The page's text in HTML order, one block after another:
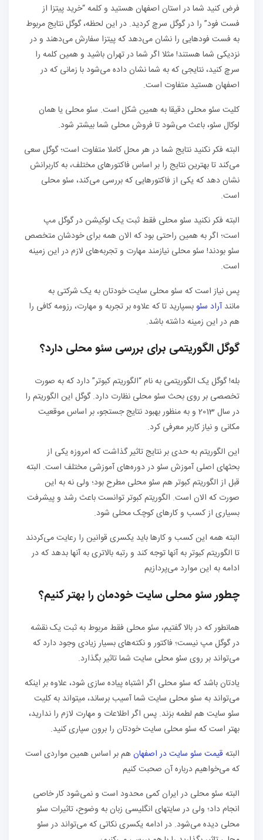
فرض کنید شما در استان اصفهان هستید و کلمه “خرید پیتزا از
فست فود” را در گوگل سرچ کردید. در این لحظه، گوگل نتایج مربوط
به فست فودهایی را نشان می‌دهد که پیتزا سفارش می‌دهند و در
نزدیکی شما هستند! مثلا اگر شما در تهران باشید و همین کلمه را
سرچ کنید، نتایجی که به شما نشان داده می‌شود با زمانی که در
اصفهان هستید متفاوت است.
کلیت سئو محلی دقیقا به همین شکل است. سئو محلی یا همان
لوکال سئو، باعث می‌شود تا فروش محلی شما بیشتر شود.
البته فکر نکنید نتایج شما در هر محل کاملا متفاوت است؛ گوگل سعی
می‌کند تا بهترین نتایج را بر اساس فاکتورهای مختلف، به کاربرانش
نشان دهد که یکی از فاکتورهایی که بررسی می‌کند، سئو محلی
است.
البته فکر نکنید سئو محلی فقط ثبت یک لوکیشن در گوگل مپ
است؛ اگر به همین راحتی بود که الان همه برای خودشان متخصص
سئو بودند! سئو محلی نیازمند مهارت و تجربه‌های لازم در این زمینه
است.
پس نیاز است که سئو محلی سایت خودتان به یک شرکتی به
مانندآراد سئوبسپارید تا که علاوه بر تجربه و مهارت، رزومه کافی را
هم در این زمینه داشته باشد.
گوگل الگوریتمی برای بررسی سئو محلی دارد؟
بله! گوگل یک الگوریتمی به نام “الگوریتم کبوتر” دارد که به صورت
تخصصی بر روی بحث سئو محلی نظارت دارد. گوگل این الگوریتم را
در سال 2013 و به منظور بهبود نتایج جستجو، بر اساس موقعیت
مکانی و نیاز کاربر معرفی کرد.
این الگوریتم به حدی بر نتایج تاثیر گذاشت که امروزه یکی از
بحثهای اصلی آموزش سئو در دوره‌های آموزشی مختلف است. البته
قبل از الگوریتم کبوتر هم سئو محلی مطرح بود؛ ولی نه به این
صورت که الان است. الگوریتم کبوتر توانست باعث رشد و پیشرفت
بسیاری از کسب و کارهای کوچک محلی شود.
البته همه این کسب و کارها باید یکسری قوانین را رعایت می‌کردند
تا الگوریتم کبوتر به آنها توجه کند و رتبه بالاتری به آنها بدهد که در
ادامه به این موارد می‌پردازیم
چطور سئو محلی سایت خودمان را بهتر کنیم؟
همانطور که در بالا گفتیم، سئو محلی فقط مربوط به ثبت یک نقشه
در گوگل مپ نیست؛ فاکتور و نکته‌های بسیار زیادی وجود دارد که
می‌تواند بر روی سئو محلی سایت شما تاثیر بگذارد.
یادتان باشد که سئو محلی اگر اشتباه پیاده سازی شود، علاوه بر اینکه
می‌تواند به سئو محلی سایت شما آسیب برساند، می‎تواند به کلیت
سئو سایت هم لطمه بزند. پس اگر اطلاعات و مهارت لازم را ندارید،
بهتر است که سئو محلی سایت خودتان را برون سپاری کنید.
البته قیمت سئو سایت در اصفهانهم بر اساس همین مواردی است
که می‌خواهیم درباره آن صحبت کنیم
البته سئو محلی در ایران کمی محدود است و نمی‌شود کار خاصی
انجام داد؛ ولی در سایتهای انگلیسی زبان به وضوح، تاثیرات سئو
محلی دیده می‌شود. در ادامه یکسری نکاتی که می‌تواند در سئو